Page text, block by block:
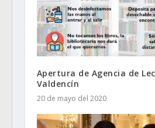
Apertura de Agencia de
Valdencín
20 de mayo del 2020